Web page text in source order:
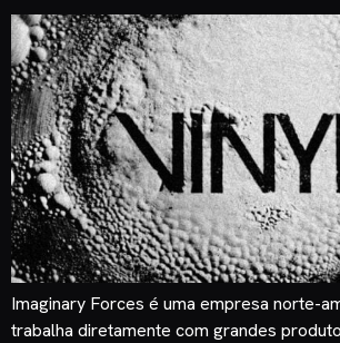
Imaginary Forces é uma empresa norte-
trabalha diretamente com grandes